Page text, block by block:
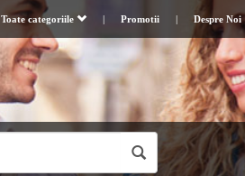
Toate categoriile | Promotii | Despre Noi